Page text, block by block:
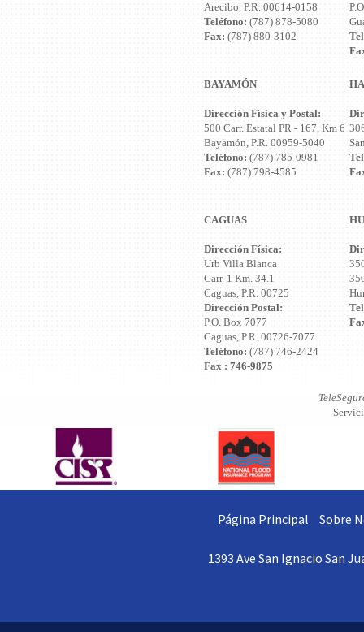
Arecibo, P.R. 00614-0158
Teléfono: (787) 878-5080
Fax: (787) 880-3102
BAYAMÓN
Dirección Física y Postal:
500 Carr. Estatal PR - 167, Km 6
Bayamón, P.R. 00959-5040
Teléfono: (787) 785-0981
Fax: (787) 798-4585
CAGUAS
Dirección Física:
Urb Villa Blanca
Carr. 1 Km. 34.1
Caguas, P.R. 00725
Dirección Postal:
P.O. Box 7077
Caguas, P.R. 00726-7077
Teléfono: (787) 746-2424
Fax : 746-9875
Página Principal Sobre
1393 Ave San Ignacio San